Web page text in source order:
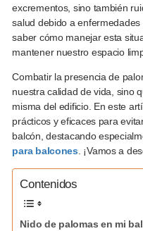
excrementos, sino también
salud debido a
saber cómo manejar esta
mantener nuestro espacio
Combatir la presencia de
nuestra calidad de vida, sino
misma del edificio. En este
prácticos y eficaces para
balcón, destacando
para balcones. ¡Vamos a
Contenidos
Nido de palomas en mi